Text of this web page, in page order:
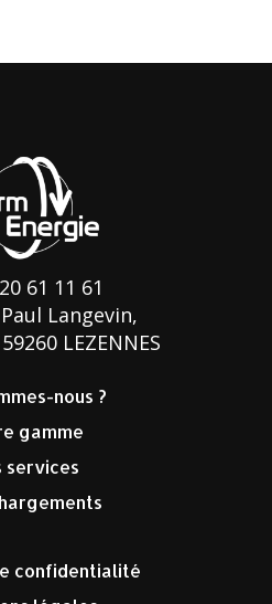
61 11 61
Langevin,
LEZENNES
nous ?
gamme
services
confidentialité